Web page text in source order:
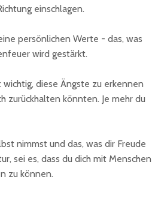
einschlagen.
persönlichen Werte - das, was
wird gestärkt.
diese Ängste zu erkennen
zurückhalten könnten. Je mehr du
nimmst und das, was dir Freude
sei es, dass du dich mit Menschen
zu können.